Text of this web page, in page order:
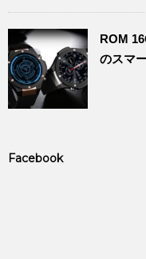
ROM
のスマ
Facebook